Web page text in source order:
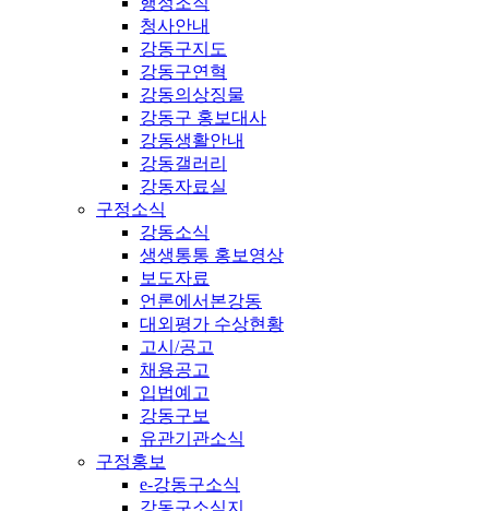
청사안내
강동구지도
강동구연혁
강동의상징물
강동구 홍보대사
강동생활안내
강동갤러리
강동자료실
구정소식
강동소식
생생통통 홍보영상
보도자료
언론에서본강동
대외평가 수상현황
고시/공고
채용공고
입법예고
강동구보
유관기관소식
구정홍보
e-강동구소식
강동구소식지